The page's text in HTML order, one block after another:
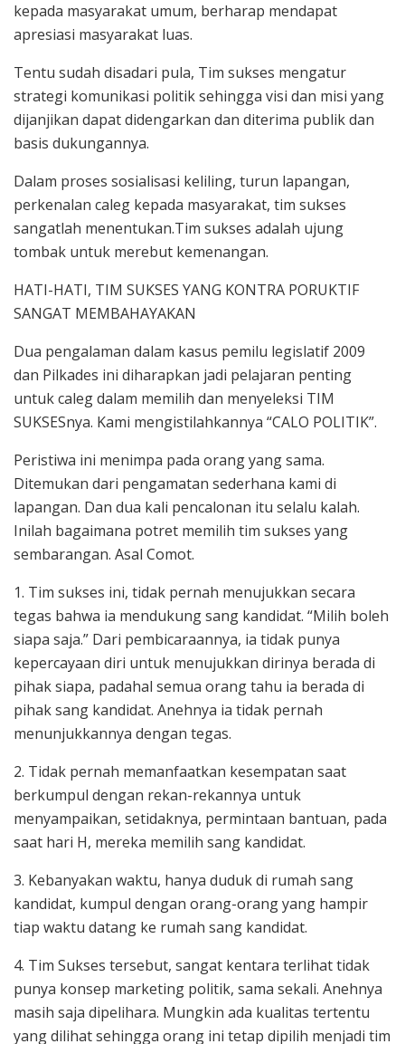
kepada masyarakat umum, berharap mendapat
apresiasi masyarakat luas.
Tentu sudah disadari pula, Tim sukses mengatur
strategi komunikasi politik sehingga visi dan misi yang
dijanjikan dapat didengarkan dan diterima publik dan
basis dukungannya.
Dalam proses sosialisasi keliling, turun lapangan,
perkenalan caleg kepada masyarakat, tim sukses
sangatlah menentukan.Tim sukses adalah ujung
tombak untuk merebut kemenangan.
HATI-HATI, TIM SUKSES YANG KONTRA PORUKTIF
SANGAT MEMBAHAYAKAN
Dua pengalaman dalam kasus pemilu legislatif 2009
dan Pilkades ini diharapkan jadi pelajaran penting
untuk caleg dalam memilih dan menyeleksi TIM
SUKSESnya. Kami mengistilahkannya “CALO POLITIK”.
Peristiwa ini menimpa pada orang yang sama.
Ditemukan dari pengamatan sederhana kami di
lapangan. Dan dua kali pencalonan itu selalu kalah.
Inilah bagaimana potret memilih tim sukses yang
sembarangan. Asal Comot.
1. Tim sukses ini, tidak pernah menujukkan secara
tegas bahwa ia mendukung sang kandidat. “Milih boleh
siapa saja.” Dari pembicaraannya, ia tidak punya
kepercayaan diri untuk menujukkan dirinya berada di
pihak siapa, padahal semua orang tahu ia berada di
pihak sang kandidat. Anehnya ia tidak pernah
menunjukkannya dengan tegas.
2. Tidak pernah memanfaatkan kesempatan saat
berkumpul dengan rekan-rekannya untuk
menyampaikan, setidaknya, permintaan bantuan, pada
saat hari H, mereka memilih sang kandidat.
3. Kebanyakan waktu, hanya duduk di rumah sang
kandidat, kumpul dengan orang-orang yang hampir
tiap waktu datang ke rumah sang kandidat.
4. Tim Sukses tersebut, sangat kentara terlihat tidak
punya konsep marketing politik, sama sekali. Anehnya
masih saja dipelihara. Mungkin ada kualitas tertentu
yang dilihat sehingga orang ini tetap dipilih menjadi tim